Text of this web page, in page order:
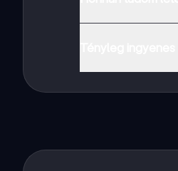
a kezed ügyében.